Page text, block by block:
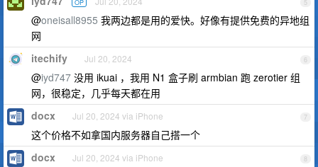
5
OP
@oneisall8955 我两边都是用的爱快。好像有提供免费的异地组
网
6
itechify Jul 20, 2024
@iyd747 没用 ikuai ，我用 N1 盒子刷 armbian 跑 zerotier 组
网，很稳定，几乎每天都在用
7
docx Jul 20, 2024 via iPhone
这个价格不如拿国内服务器自己搭一个
8
docx Jul 20, 2024 via iPhone